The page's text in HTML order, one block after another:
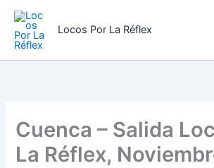
contenido
Locos Por La Réflex
Cuenca – Salida
La Réflex,